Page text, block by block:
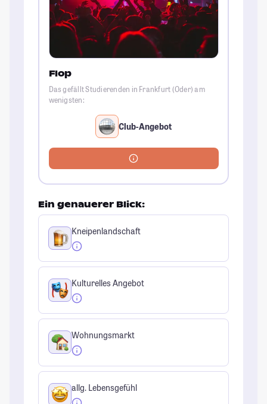
Flop
Das gefällt Studierenden in Frankfurt (Oder) am
wenigsten:
Club-Angebot
Ein genauerer Blick:
Kneipenlandschaft
Kulturelles Angebot
Wohnungsmarkt
allg. Lebensgefühl